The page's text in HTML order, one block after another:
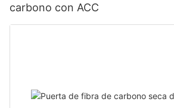
carbono con ACC